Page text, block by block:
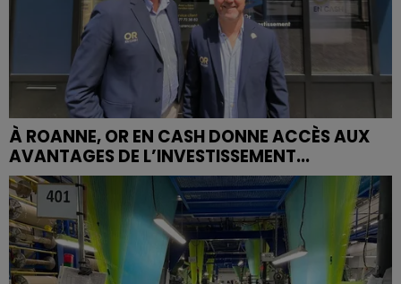
À ROANNE, OR EN CASH DONNE ACCÈS AUX
AVANTAGES DE L’INVESTISSEMENT...